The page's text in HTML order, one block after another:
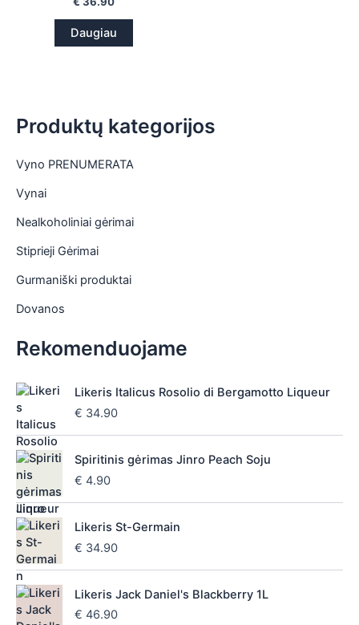
Produktų kategorijos
Vyno PRENUMERATA
Vynai
Nealkoholiniai gėrimai
Stiprieji Gėrimai
Gurmaniški produktai
Dovanos
Rekomenduojame
Likeris Italicus Rosolio di Bergamotto Liqueur
€ 34.90
Spiritinis gėrimas Jinro Peach Soju
€ 4.90
Likeris St-Germain
€ 34.90
Likeris Jack Daniel's Blackberry 1L
€ 46.90
Daugiau